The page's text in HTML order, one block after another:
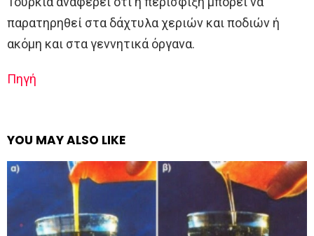
παρατηρηθεί στα δάχτυλα χεριών και ποδιών ή
ακόμη και στα γεννητικά όργανα.
Πηγή
YOU MAY ALSO LIKE